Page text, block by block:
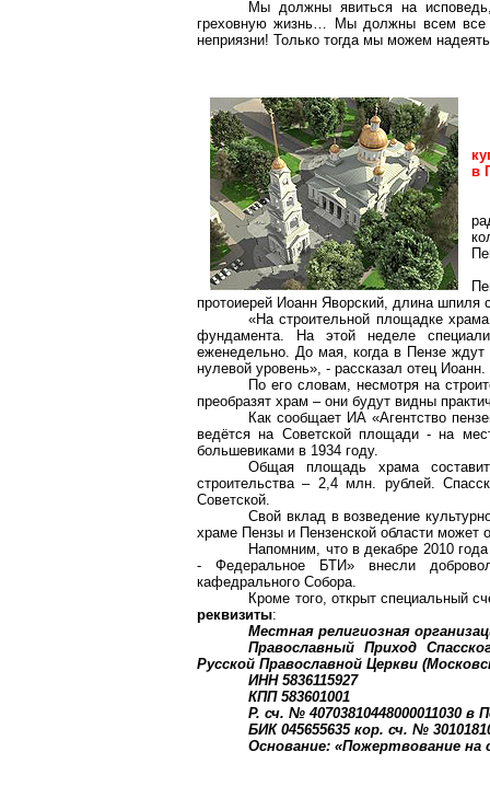
Мы должны явиться на
греховную жизнь… Мы должны всем все
неприязни! Только тогда мы можем
в
протоиерей Иоанн Яворский, длина шпиля
«На строительной площадке
фундамента. На этой неделе
еженедельно. До мая, когда в Пензе
нулевой уровень», - рассказал отец Иоанн.
По его словам, несмотря на
преобразят храм – они будут видны
Как сообщает ИА «Агентство
ведётся на Советской площади - на
большевиками в 1934 году.
Общая площадь храма
строительства – 2,4 млн. рублей.
Советской.
Свой вклад в возведение
храме Пензы и Пензенской области может
Напомним, что в декабре 2010
- Федеральное БТИ» внесли
кафедрального Собора.
Кроме того, открыт специальный
реквизиты:
Местная религиозная
Православный Приход
Русской Православной Церкви
ИНН 5836115927
КПП 583601001
Р. сч. № 40703810448000011030
БИК 045655635 кор. сч. №
Основание: «Пожертвование